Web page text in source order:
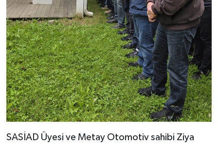
SASİAD Üyesi ve Metay Otomotiv sahibi Ziya